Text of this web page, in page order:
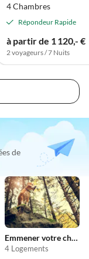
4 Chambres
Répondeur Rapide
à partir de 1 120,- €
2 voyageurs / 7 Nuits
de
Emmener votre chien en vacances
4 Logements